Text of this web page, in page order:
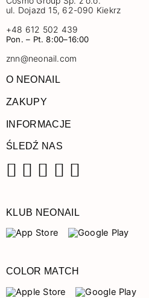
ul. Dojazd 15, 62-090 Kiekrz
+48 612 502 439
Pon. – Pt. 8:00–16:00
znn@neonail.com
O NEONAIL
ZAKUPY
INFORMACJE
ŚLEDŹ NAS
KLUB NEONAIL
COLOR MATCH